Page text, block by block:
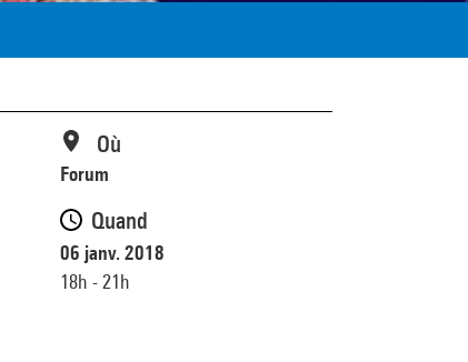
Où
Forum
Quand
06 janv. 2018
18h - 21h